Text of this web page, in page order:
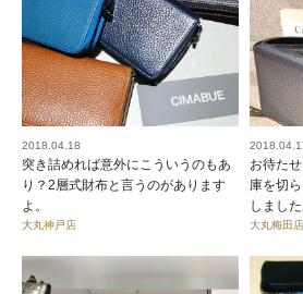
2018.04.18
突き詰めれば意外にこういうのもあ
り？2層式財布と言うのがあります
よ。
大丸神戸店
お待た
庫を切
しました
大丸梅田店